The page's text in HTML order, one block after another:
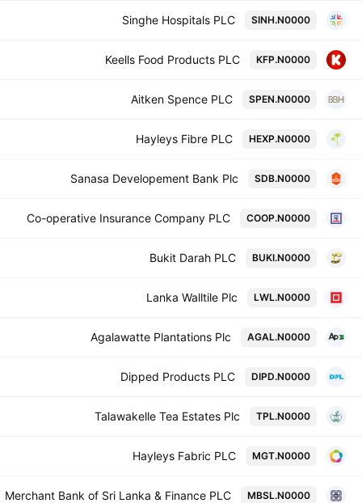
SINH.N0000
Singhe Hospitals PLC
KFP.N0000
Keells Food Products PLC
SPEN.N0000
Aitken Spence PLC
HEXP.N0000
Hayleys Fibre PLC
SDB.N0000
Sanasa Developement Bank Plc
COOP.N0000
Co-operative Insurance Company PLC
BUKI.N0000
Bukit Darah PLC
LWL.N0000
Lanka Walltile Plc
AGAL.N0000
Agalawatte Plantations Plc
DIPD.N0000
Dipped Products PLC
TPL.N0000
Talawakelle Tea Estates Plc
MGT.N0000
Hayleys Fabric PLC
MBSL.N0000
Merchant Bank of Sri Lanka & Finance PLC